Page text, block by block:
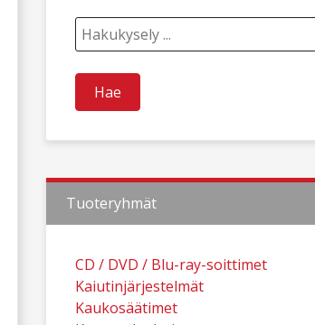
Tuoteryhmät
CD / DVD / Blu-ray-soittimet
Kaiutinjärjestelmät
Kaukosäätimet